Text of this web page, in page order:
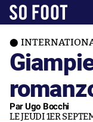
Par Ugo Bocchi
LE JEUDI 1ER